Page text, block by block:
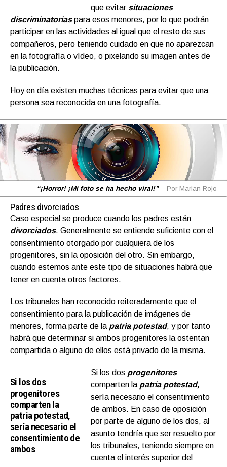
que evitar situaciones
discriminatorias para esos menores, por lo que podrán
participar en las actividades al igual que el resto de sus
compañeros, pero teniendo cuidado en que no aparezcan
en la fotografía o vídeo, o pixelando su imagen antes de
la publicación.
Hoy en día existen muchas técnicas para evitar que una
persona sea reconocida en una fotografía.
“¡Horror! ¡Mi foto se ha hecho viral!”– Por Marian Rojo
Padres divorciados
Caso especial se produce cuando los padres están
divorciados. Generalmente se entiende suficiente con el
consentimiento otorgado por cualquiera de los
progenitores, sin la oposición del otro. Sin embargo,
cuando estemos ante este tipo de situaciones habrá que
tener en cuenta otros factores.
Los tribunales han reconocido reiteradamente que el
consentimiento para la publicación de imágenes de
menores, forma parte de la patria potestad, y por tanto
habrá que determinar si ambos progenitores la ostentan
compartida o alguno de ellos está privado de la misma.
Si los dos
progenitores
comparten la
patria potestad,
sería necesario el
consentimiento de
ambos
Si los dos progenitores
comparten la patria potestad,
sería necesario el consentimiento
de ambos. En caso de oposición
por parte de alguno de los dos, al
asunto tendría que ser resuelto por
los tribunales, teniendo siempre en
cuenta el interés superior del